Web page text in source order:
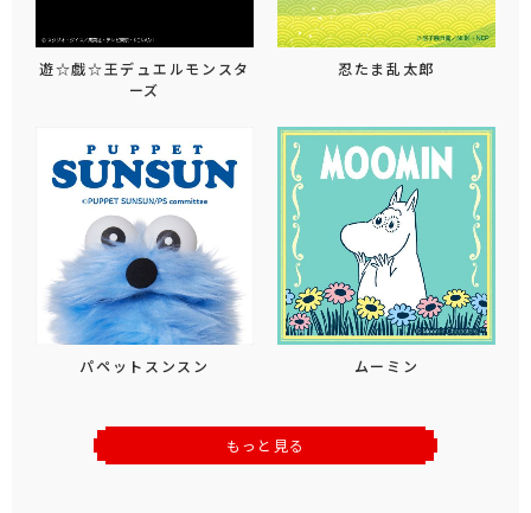
遊☆戯☆王デュエルモンスタ
ーズ
忍たま乱太郎
パペットスンスン ムーミン
もっと見る